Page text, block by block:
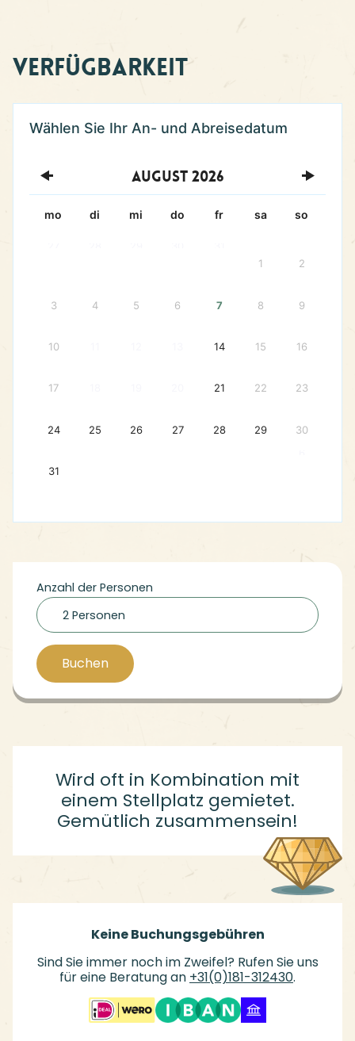
Verfügbarkeit
August 2026
mo di mi do fr sa so
1
2
3 4 5 6 7 8 9
10 14 15 16
17 21 22 23
24 25 26 27 28 29 30
31
Anzahl der Personen
2 Personen
Buchen
Wird oft in Kombination mit
einem Stellplatz gemietet.
Gemütlich zusammensein!
Keine Buchungsgebühren
Sind Sie immer noch im Zweifel? Rufen Sie uns
für eine Beratung an +31(0)181-312430.